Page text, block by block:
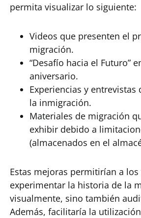
permita visualizar lo siguiente:
Videos que presenten el
migración.
“Desafío hacia el Futuro”
aniversario.
Experiencias y entrevistas
la inmigración.
Materiales de migración
exhibir debido a
(almacenados en el
Estas mejoras permitirían a
experimentar la historia de la
visualmente, sino también
Además, facilitaría la